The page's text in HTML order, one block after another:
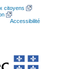
citoyens
Accessibilité